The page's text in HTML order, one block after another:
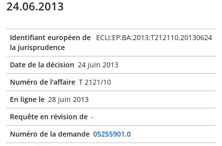
24.06.2013
Identifiant européen de
la jurisprudence
ECLI:EP:BA:2013:T212110.20130624
Date de la décision 24 juin 2013
Numéro de l'affaire T 2121/10
En ligne le 28 juin 2013
Requête en révision de -
Numéro de la demande 05255901.0